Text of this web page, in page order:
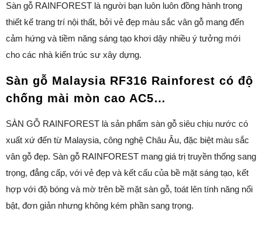
Sàn gỗ RAINFOREST là người bạn luôn luôn đồng hành trong
thiết kế trang trí nội thất, bởi vẻ đẹp màu sắc vân gỗ mang đến
cảm hứng và tiềm năng sáng tạo khơi dậy nhiều ý tưởng mới
cho các nhà kiến trúc sư xây dựng.
Sàn gỗ Malaysia RF316 Rainforest có độ
chống mài mòn cao AC5…
SÀN GỖ RAINFOREST là sản phẩm sàn gỗ siêu chịu nước có
xuất xứ đến từ Malaysia, công nghệ Châu Âu, đặc biệt màu sắc
vân gỗ đẹp. Sàn gỗ RAINFOREST mang giá trị truyền thống sang
trọng, đẳng cấp, với vẻ đẹp và kết cấu của bề mặt sáng tạo, kết
hợp với độ bóng và mờ trên bề mặt sàn gỗ, toát lên tính năng nổi
bật, đơn giản nhưng không kém phần sang trọng.